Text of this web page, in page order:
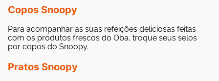
Copos Snoopy
Para acompanhar as suas refeições deliciosas feitas
com os produtos frescos do Oba, troque seus selos
por copos do Snoopy.
Pratos Snoopy